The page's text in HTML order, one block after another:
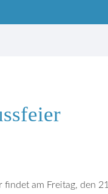
findet am Freitag, den